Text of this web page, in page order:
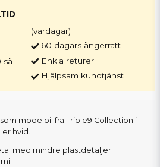
så
(vardagar)
60 dagars ångerrätt
Enkla returer
Hjälpsam kundtjänst
modelbil fra Triple9 Collection i
er hvid.
med mindre plastdetaljer.